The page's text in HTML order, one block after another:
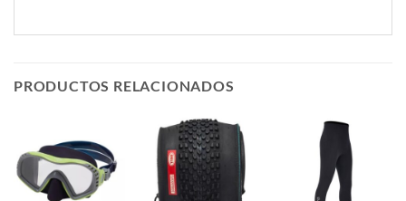
PRODUCTOS RELACIONADOS